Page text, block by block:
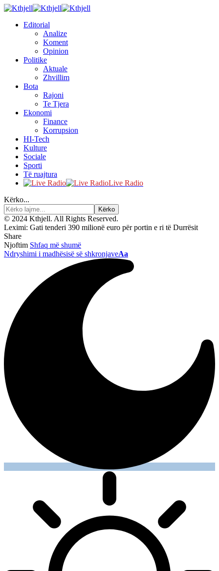
Editorial
Analize
Koment
Opinion
Politike
Aktuale
Zhvillim
Bota
Rajoni
Te Tjera
Ekonomi
Finance
Korrupsion
HI-Tech
Kulture
Sociale
Sporti
Të ruajtura
Live Radio
Kërko...
© 2024 Kthjell. All Rights Reserved.
Leximi: Gati tenderi 390 milionë euro për portin e ri të Durrësit
Share
Njoftim Shfaq më shumë
Ndryshimi i madhësisë së shkronjaveAa